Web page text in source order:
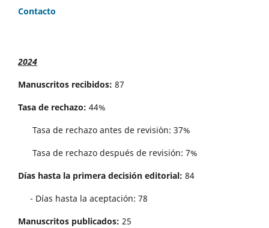
Contacto
2024
Manuscritos recibidos: 87
Tasa de rechazo: 44%
Tasa de rechazo antes de revisi´on: 37%
Tasa de rechazo después de revisión: 7%
Días hasta la primera decisión editorial: 84
- Días hasta la aceptación: 78
Manuscritos publicados: 25